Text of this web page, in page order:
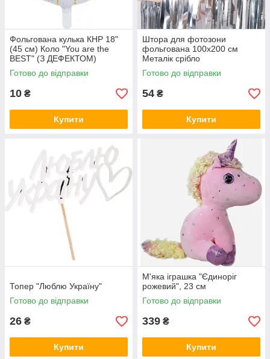
Фольгована кулька КНР 18"
(45 см) Коло "You are the
BEST" (З ДЕФЕКТОМ)
Готово до відправки
10 ₴
Купити
Штора для фотозони
фольгована 100х200 см
Металік срібло
Готово до відправки
54 ₴
Купити
Топер "Люблю Україну"
Готово до відправки
26 ₴
Купити
М'яка іграшка "Єдиноріг
рожевий", 23 см
Готово до відправки
339 ₴
Купити